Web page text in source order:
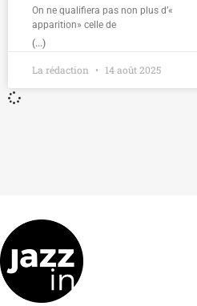
On ne qualifiera pas non plus d’«
apparition» celle de
(...)
La rédaction 14 août 2025